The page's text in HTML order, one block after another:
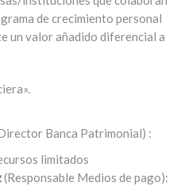
de crecimiento personal
un valor añadido diferencial a
Banca Patrimonial) :
limitados
(Responsable Medios de pago):